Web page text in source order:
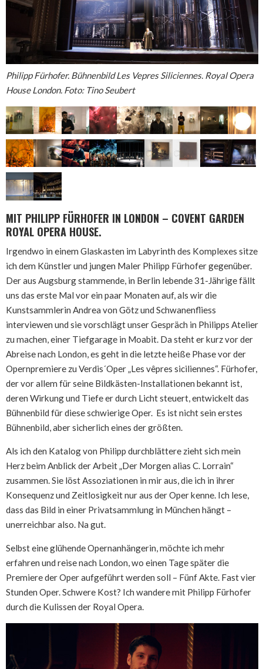
Philipp Fürhofer. Bühnenbild Les Vepres Siliciennes. Royal Opera
House London. Foto: Tino Seubert
MIT PHILIPP FÜRHOFER IN LONDON – COVENT GARDEN
ROYAL OPERA HOUSE.
Irgendwo in einem Glaskasten im Labyrinth des Komplexes sitze
ich dem Künstler und jungen Maler Philipp Fürhofer gegenüber.
Der aus Augsburg stammende, in Berlin lebende 31-Jährige fällt
uns das erste Mal vor ein paar Monaten auf, als wir die
Kunstsammlerin Andrea von Götz und Schwanenfliess
interviewen und sie vorschlägt unser Gespräch in Philipps Atelier
zu machen, einer Tiefgarage in Moabit. Da steht er kurz vor der
Abreise nach London, es geht in die letzte heiße Phase vor der
Opernpremiere zu Verdis´Oper „Les vêpres siciliennes“. Fürhofer,
der vor allem für seine Bildkästen-Installationen bekannt ist,
deren Wirkung und Tiefe er durch Licht steuert, entwickelt das
Bühnenbild für diese schwierige Oper. Es ist nicht sein erstes
Bühnenbild, aber sicherlich eines der größten.
Als ich den Katalog von Philipp durchblättere zieht sich mein
Herz beim Anblick der Arbeit „Der Morgen alias C. Lorrain“
zusammen. Sie löst Assoziationen in mir aus, die ich in ihrer
Konsequenz und Zeitlosigkeit nur aus der Oper kenne. Ich lese,
dass das Bild in einer Privatsammlung in München hängt –
unerreichbar also. Na gut.
Selbst eine glühende Opernanhängerin, möchte ich mehr
erfahren und reise nach London, wo einen Tage später die
Premiere der Oper aufgeführt werden soll – Fünf Akte. Fast vier
Stunden Oper. Schwere Kost? Ich wandere mit Philipp Fürhofer
durch die Kulissen der Royal Opera.